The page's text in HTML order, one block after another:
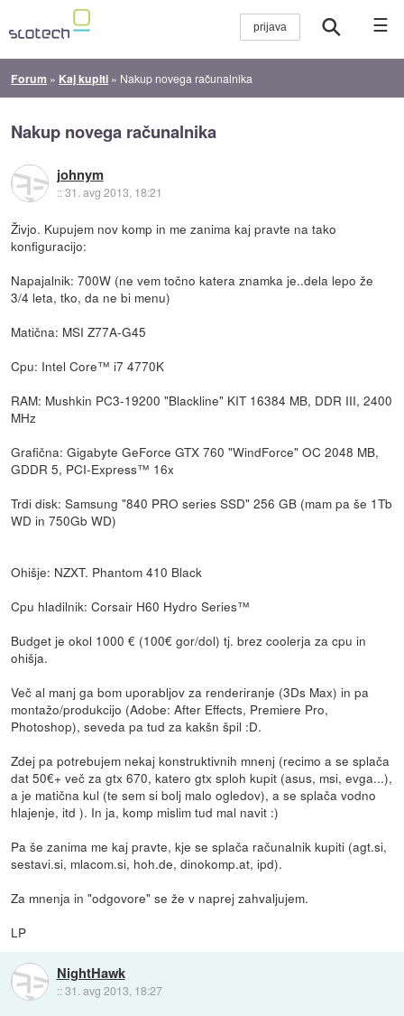
☰
Forum » Kaj kupiti » Nakup novega računalnika
Nakup novega računalnika
johnym
::31. avg 2013, 18:21
Živjo. Kupujem nov komp in me zanima kaj pravte na tako
konfiguracijo:
Napajalnik: 700W (ne vem točno katera znamka je..dela lepo že
3/4 leta, tko, da ne bi menu)
Matična: MSI Z77A-G45
Cpu: Intel Core™ i7 4770K
RAM: Mushkin PC3-19200 "Blackline" KIT 16384 MB, DDR III, 2400
MHz
Grafična: Gigabyte GeForce GTX 760 "WindForce" OC 2048 MB,
GDDR 5, PCI-Express™ 16x
Trdi disk: Samsung "840 PRO series SSD" 256 GB (mam pa še 1Tb
WD in 750Gb WD)
Ohišje: NZXT. Phantom 410 Black
Cpu hladilnik: Corsair H60 Hydro Series™
Budget je okol 1000 € (100€ gor/dol) tj. brez coolerja za cpu in
ohišja.
Več al manj ga bom uporabljov za renderiranje (3Ds Max) in pa
montažo/produkcijo (Adobe: After Effects, Premiere Pro,
Photoshop), seveda pa tud za kakšn špil :D.
Zdej pa potrebujem nekaj konstruktivnih mnenj (recimo a se splača
dat 50€+ več za gtx 670, katero gtx sploh kupit (asus, msi, evga...),
a je matična kul (te sem si bolj malo ogledov), a se splača vodno
hlajenje, itd ). In ja, komp mislim tud mal navit :)
Pa še zanima me kaj pravte, kje se splača računalnik kupiti (agt.si,
sestavi.si, mlacom.si, hoh.de, dinokomp.at, ipd).
Za mnenja in "odgovore" se že v naprej zahvaljujem.
LP
NightHawk
::31. avg 2013, 18:27